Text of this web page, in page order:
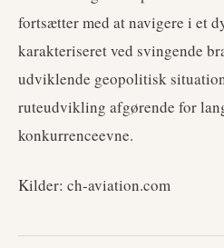
fortsætter med at navigere i et
karakteriseret ved svingende
udviklende geopolitisk
ruteudvikling afgørende for
konkurrenceevne.
Kilder: ch-aviation.com